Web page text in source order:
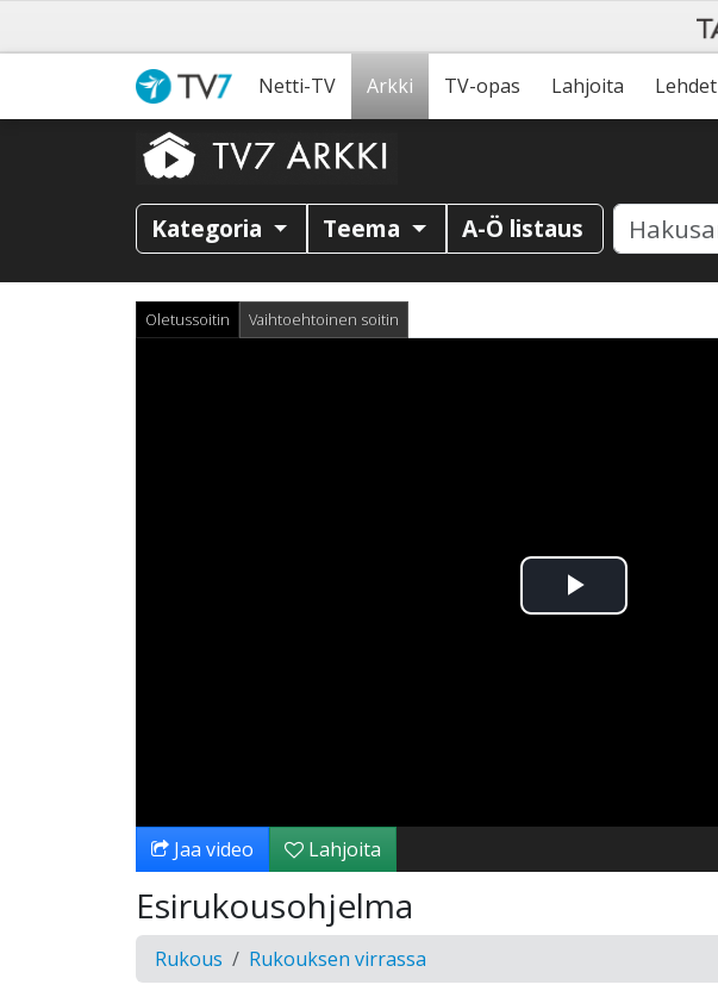
Netti-TV Arkki TV-opas Lahjoita Lehdet
Kategoria Teema A-Ö listaus
Oletussoitin Vaihtoehtoinen soitin
Toista
Jaa video Lahjoita
Esirukousohjelma
Rukous Rukouksen virrassa